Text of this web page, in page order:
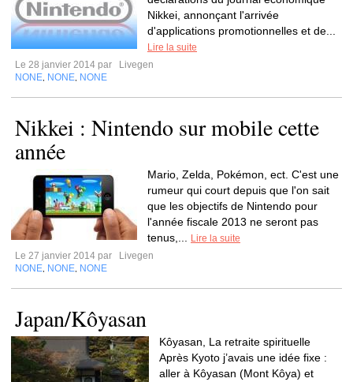
Nikkei, annonçant l'arrivée
d'applications promotionnelles et de...
Lire la suite
Le 28 janvier 2014 par
Livegen
NONE NONE NONE
Nikkei : Nintendo sur mobile cette
année
Mario, Zelda, Pokémon, ect. C'est une
rumeur qui court depuis que l'on sait
que les objectifs de Nintendo pour
l'année fiscale 2013 ne seront pas
tenus,...
Lire la suite
Le 27 janvier 2014 par
Livegen
NONE NONE NONE
Japan/Kôyasan
Kôyasan, La retraite spirituelle
Après Kyoto j’avais une idée fixe :
aller à Kôyasan (Mont Kôya) et